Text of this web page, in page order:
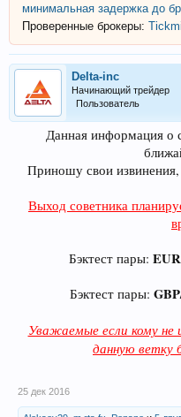
минимальная задержка до
Проверенные брокеры: Tickmill
Delta-inc
Начинающий трейдер
Пользователь
Данная информация о
Приношу свои
Выход советника
Бэктест пары:
Бэктест пары:
Уважаемые если кому не
данную ветку
25 дек 2016